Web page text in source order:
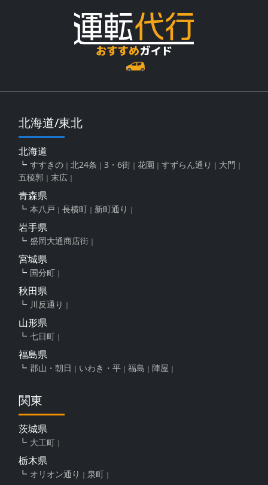
北海道/東北
北海道
すすきの 北24条 3・6街 花園 すずらん通り
大門
五稜郭
末広
青森県
本八戸 長横町 新町通り
岩手県
盛岡大通商店街
宮城県
国分町
秋田県
川反通り
山形県
七日町
福島県
郡山・朝日 いわき・平 福島 陣屋
関東
茨城県
大工町
栃木県
オリオン通り 泉町